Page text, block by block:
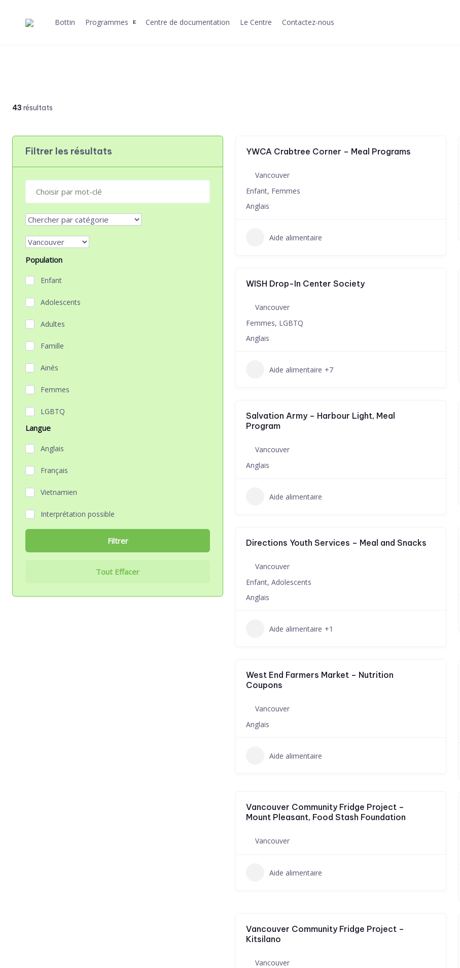
content
Bottin Programmes Centre de documentation Le Centre Contactez-nous
43 résultats
Filtrer les résultats
Population
Enfant
Adolescents
Adultes
Famille
Ainés
Femmes
LGBTQ
Langue
Anglais
Français
Vietnamien
Interprétation possible
Tout Effacer
Filtrer
YWCA Crabtree Corner – Meal Programs
Vancouver
Enfant, Femmes
Anglais
Aide alimentaire
WISH Drop-In Center Society
Vancouver
Femmes, LGBTQ
Anglais
Aide alimentaire +7
Salvation Army – Harbour Light, Meal
Program
Vancouver
Anglais
Aide alimentaire
Directions Youth Services – Meal and Snacks
Vancouver
Enfant, Adolescents
Anglais
Aide alimentaire +1
West End Farmers Market – Nutrition
Coupons
Vancouver
Anglais
Aide alimentaire
Vancouver Community Fridge Project –
Mount Pleasant, Food Stash Foundation
Vancouver
Aide alimentaire
Vancouver Community Fridge Project –
Kitsilano
Vancouver